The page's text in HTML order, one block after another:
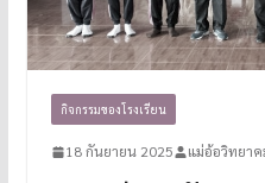
กิจกรรมของโรงเรียน
18 กันยายน 2025 แม่อ้อวิทยาค